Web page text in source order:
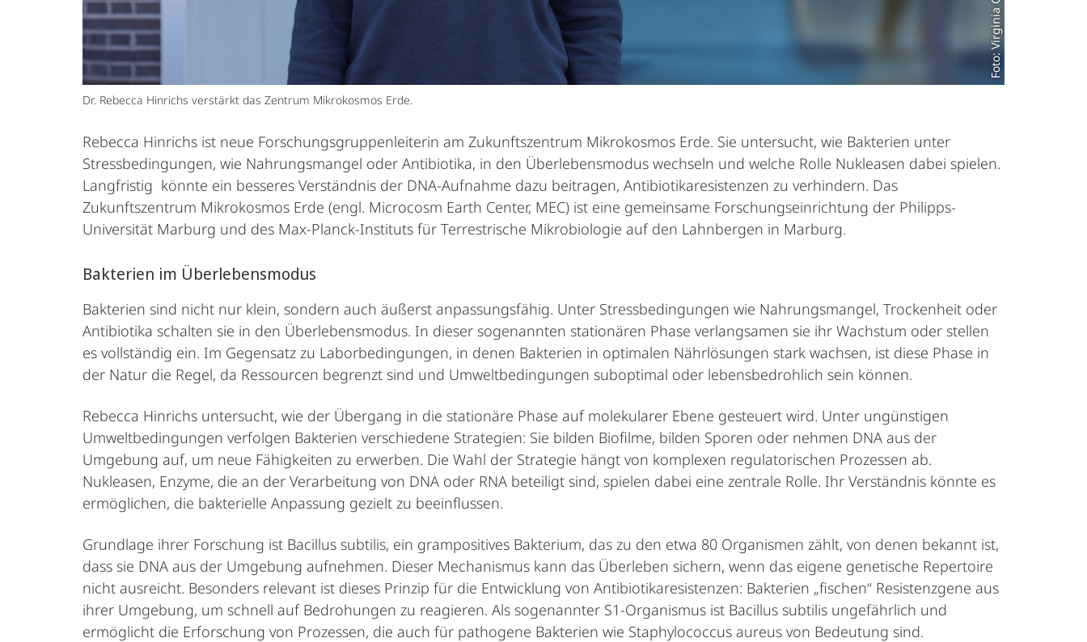
Foto: Virginia Geisel
Dr. Rebecca Hinrichs verstärkt das Zentrum Mikrokosmos Erde.
Rebecca Hinrichs ist neue Forschungsgruppenleiterin am Zukunftszentrum Mikrokosmos Erde. Sie untersucht, wie Bakterien unter
Stressbedingungen, wie Nahrungsmangel oder Antibiotika, in den Überlebensmodus wechseln und welche Rolle Nukleasen dabei spielen.
Langfristig könnte ein besseres Verständnis der DNA-Aufnahme dazu beitragen, Antibiotikaresistenzen zu verhindern. Das
Zukunftszentrum Mikrokosmos Erde (engl. Microcosm Earth Center, MEC) ist eine gemeinsame Forschungseinrichtung der Philipps-
Universität Marburg und des Max-Planck-Instituts für Terrestrische Mikrobiologie auf den Lahnbergen in Marburg.
Bakterien im Überlebensmodus
Bakterien sind nicht nur klein, sondern auch äußerst anpassungsfähig. Unter Stressbedingungen wie Nahrungsmangel, Trockenheit oder
Antibiotika schalten sie in den Überlebensmodus. In dieser sogenannten stationären Phase verlangsamen sie ihr Wachstum oder stellen
es vollständig ein. Im Gegensatz zu Laborbedingungen, in denen Bakterien in optimalen Nährlösungen stark wachsen, ist diese Phase in
der Natur die Regel, da Ressourcen begrenzt sind und Umweltbedingungen suboptimal oder lebensbedrohlich sein können.
Rebecca Hinrichs untersucht, wie der Übergang in die stationäre Phase auf molekularer Ebene gesteuert wird. Unter ungünstigen
Umweltbedingungen verfolgen Bakterien verschiedene Strategien: Sie bilden Biofilme, bilden Sporen oder nehmen DNA aus der
Umgebung auf, um neue Fähigkeiten zu erwerben. Die Wahl der Strategie hängt von komplexen regulatorischen Prozessen ab.
Nukleasen, Enzyme, die an der Verarbeitung von DNA oder RNA beteiligt sind, spielen dabei eine zentrale Rolle. Ihr Verständnis könnte es
ermöglichen, die bakterielle Anpassung gezielt zu beeinflussen.
Grundlage ihrer Forschung ist Bacillus subtilis, ein grampositives Bakterium, das zu den etwa 80 Organismen zählt, von denen bekannt ist,
dass sie DNA aus der Umgebung aufnehmen. Dieser Mechanismus kann das Überleben sichern, wenn das eigene genetische Repertoire
nicht ausreicht. Besonders relevant ist dieses Prinzip für die Entwicklung von Antibiotikaresistenzen: Bakterien „fischen“ Resistenzgene aus
ihrer Umgebung, um schnell auf Bedrohungen zu reagieren. Als sogenannter S1-Organismus ist Bacillus subtilis ungefährlich und
ermöglicht die Erforschung von Prozessen, die auch für pathogene Bakterien wie Staphylococcus aureus von Bedeutung sind.